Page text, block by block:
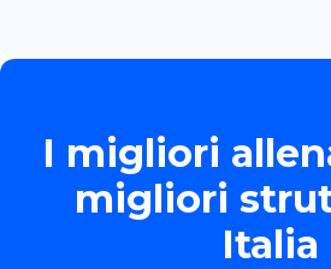
I migliori
migliori
Italia